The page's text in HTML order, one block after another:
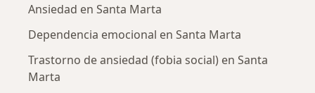
Ansiedad en Santa Marta
Dependencia emocional en Santa Marta
Trastorno de ansiedad (fobia social) en Santa
Marta